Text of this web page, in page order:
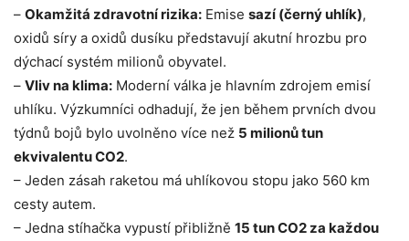
– Okamžitá zdravotní rizika: Emise sazí (černý uhlík),
oxidů síry a oxidů dusíku představují akutní hrozbu pro
dýchací systém milionů obyvatel.
– Vliv na klima: Moderní válka je hlavním zdrojem emisí
uhlíku. Výzkumníci odhadují, že jen během prvních dvou
týdnů bojů bylo uvolněno více než 5 milionů tun
ekvivalentu CO2.
– Jeden zásah raketou má uhlíkovou stopu jako 560 km
cesty autem.
– Jedna stíhačka vypustí přibližně 15 tun CO2 za každou